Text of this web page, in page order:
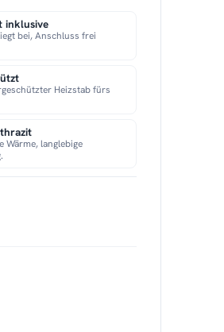
inklusive
bei, Anschluss frei
Heizstab fürs
Wärme, langlebige